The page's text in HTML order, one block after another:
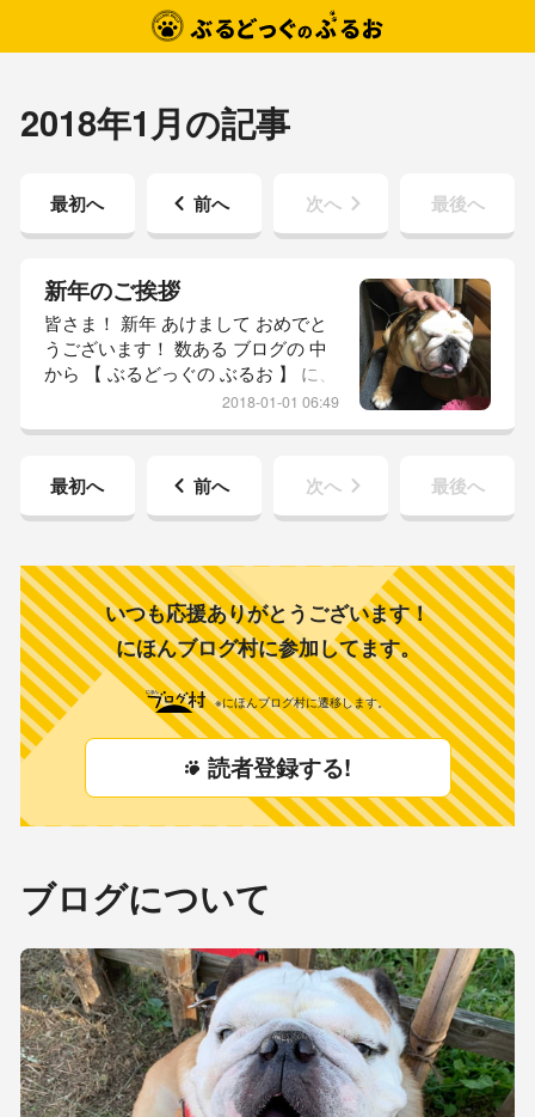
2018年1月の記事
最初へ 前へ 次へ 最後へ
新年のご挨拶
皆さま！ 新年 あけまして おめでと
うございます！ 数ある ブログの 中
から 【 ぶるどっぐの ぶるお 】 に、
ご訪問 頂きまして ありがとうござ
晦日は… 新年を 迎えるにあたり 大
嫌いな シャンプーをして 男前に磨
きをかけました！ 2018年も クスッ
お届けしたいと 思っていま
2018-01-01 06:49
最初へ 前へ 次へ 最後へ
いつも応援ありがとうございます！
にほんブログ村に参加してます。
※にほんブログ村に遷移します。
読者登録する!
ブログについて